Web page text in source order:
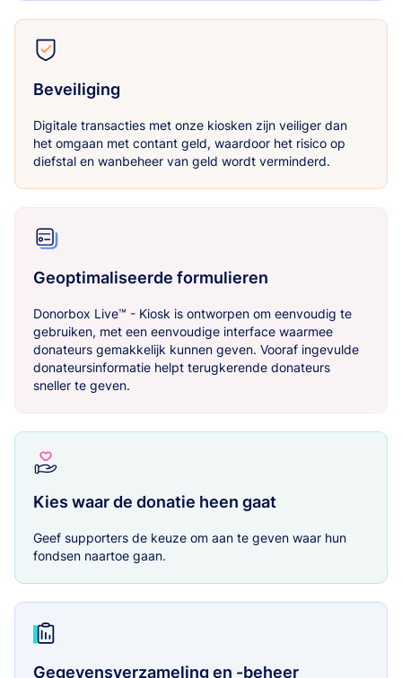
Beveiliging
Digitale transacties met onze kiosken zijn veiliger dan
het omgaan met contant geld, waardoor het risico op
diefstal en wanbeheer van geld wordt verminderd.
Geoptimaliseerde formulieren
Donorbox Live™ - Kiosk is ontworpen om eenvoudig te
gebruiken, met een eenvoudige interface waarmee
donateurs gemakkelijk kunnen geven. Vooraf ingevulde
donateursinformatie helpt terugkerende donateurs
sneller te geven.
Kies waar de donatie heen gaat
Geef supporters de keuze om aan te geven waar hun
fondsen naartoe gaan.
Gegevensverzameling en -beheer